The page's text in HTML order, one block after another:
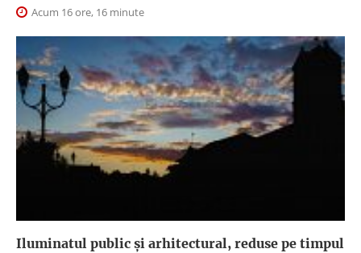
Acum 16 ore, 16 minute
Iluminatul public şi arhitectural, reduse pe timpul